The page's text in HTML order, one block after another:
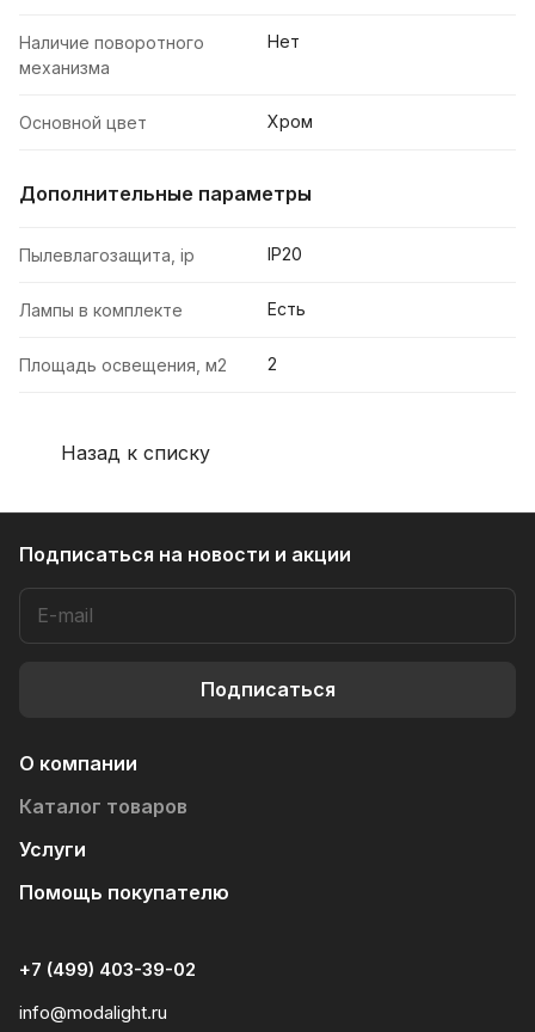
Наличие поворотного
механизма
Нет
Основной цвет Хром
Дополнительные параметры
Пылевлагозащита, ip IP20
Лампы в комплекте Есть
Площадь освещения, м2 2
Назад к списку
Подписаться на новости и акции
Подписаться
О компании
Каталог товаров
Услуги
Помощь покупателю
+7 (499) 403-39-02
info@modalight.ru